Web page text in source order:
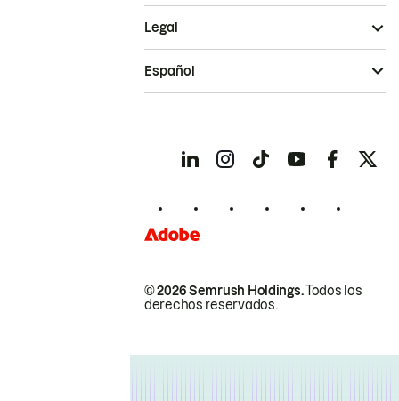
© 2026 Semrush Holdings.Todos los
derechos reservados.
Legal
Español